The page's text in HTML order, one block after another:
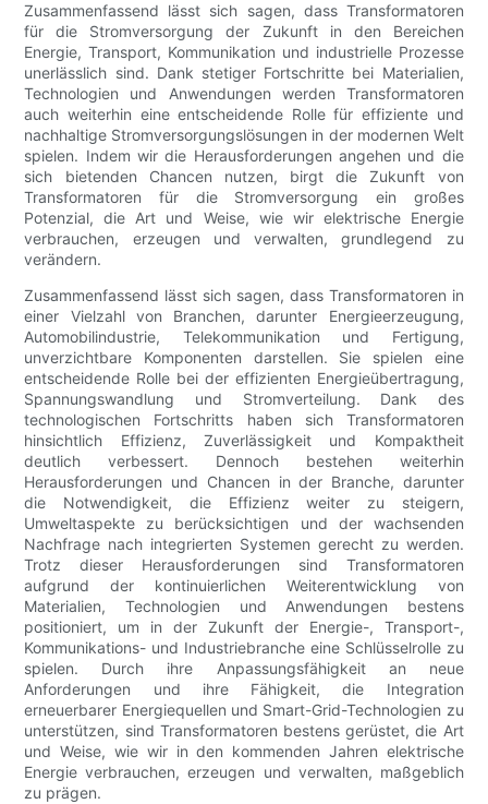
Zusammenfassend lässt sich sagen, dass Transformatoren
für die Stromversorgung der Zukunft in den Bereichen
Energie, Transport, Kommunikation und industrielle Prozesse
unerlässlich sind. Dank stetiger Fortschritte bei Materialien,
Technologien und Anwendungen werden Transformatoren
auch weiterhin eine entscheidende Rolle für effiziente und
nachhaltige Stromversorgungslösungen in der modernen Welt
spielen. Indem wir die Herausforderungen angehen und die
sich bietenden Chancen nutzen, birgt die Zukunft von
Transformatoren für die Stromversorgung ein großes
Potenzial, die Art und Weise, wie wir elektrische Energie
verbrauchen, erzeugen und verwalten, grundlegend zu
verändern.
Zusammenfassend lässt sich sagen, dass Transformatoren in
einer Vielzahl von Branchen, darunter Energieerzeugung,
Automobilindustrie, Telekommunikation und Fertigung,
unverzichtbare Komponenten darstellen. Sie spielen eine
entscheidende Rolle bei der effizienten Energieübertragung,
Spannungswandlung und Stromverteilung. Dank des
technologischen Fortschritts haben sich Transformatoren
hinsichtlich Effizienz, Zuverlässigkeit und Kompaktheit
deutlich verbessert. Dennoch bestehen weiterhin
Herausforderungen und Chancen in der Branche, darunter
die Notwendigkeit, die Effizienz weiter zu steigern,
Umweltaspekte zu berücksichtigen und der wachsenden
Nachfrage nach integrierten Systemen gerecht zu werden.
Trotz dieser Herausforderungen sind Transformatoren
aufgrund der kontinuierlichen Weiterentwicklung von
Materialien, Technologien und Anwendungen bestens
positioniert, um in der Zukunft der Energie-, Transport-,
Kommunikations- und Industriebranche eine Schlüsselrolle zu
spielen. Durch ihre Anpassungsfähigkeit an neue
Anforderungen und ihre Fähigkeit, die Integration
erneuerbarer Energiequellen und Smart-Grid-Technologien zu
unterstützen, sind Transformatoren bestens gerüstet, die Art
und Weise, wie wir in den kommenden Jahren elektrische
Energie verbrauchen, erzeugen und verwalten, maßgeblich
zu prägen.